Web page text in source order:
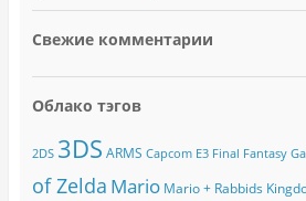
Свежие комментарии
Облако тэгов
2DS 3DS ARMS Capcom E3 Final Fantasy
of Zelda Mario Mario + Rabbids